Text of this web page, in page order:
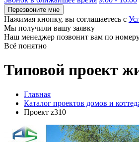
Перезвоните мне
Нажимая кнопку, вы соглашаетесь с
Мы получили вашу заявку
Наш менеджер позвонит вам по
Всё понятно
Типовой проект
Главная
Каталог проектов домов и
Проект z310